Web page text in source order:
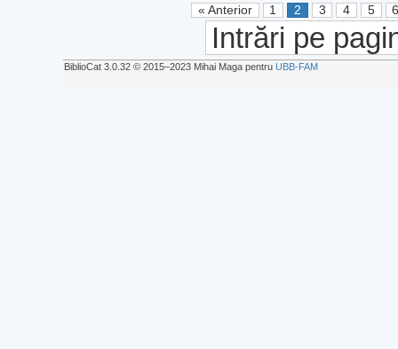
« Anterior 1 2 3 4 5
Intrări pe
BiblioCat 3.0.32 © 2015‒2023 Mihai Maga pentru UBB-FAM